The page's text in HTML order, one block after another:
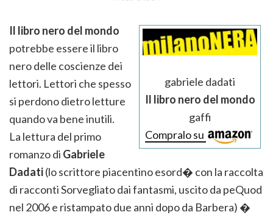
gabriele dadati
Il libro nero del mondo
gaffi
Compralo su
Il libro nero del mondo
potrebbe essere il libro
nero delle coscienze dei
lettori. Lettori che spesso
si perdono dietro letture
quando va bene inutili.
La lettura del primo
romanzo di Gabriele
Dadati(lo scrittore piacentino esord� con la raccolta
di racconti Sorvegliato dai fantasmi, uscito da peQuod
nel 2006 e ristampato due anni dopo da Barbera) �